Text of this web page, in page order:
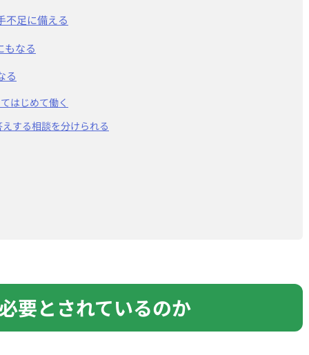
不足に備える
もなる
る
はじめて働く
する相談を分けられる
要とされているのか